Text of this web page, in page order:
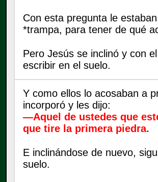
Con esta pregunta le
*trampa, para tener de qué
Pero Jesús se inclinó y con
escribir en el suelo.
Y como ellos lo acosaban a
incorporó y les dijo:
—Aquel de ustedes que
que tire la primera piedra.
E inclinándose de nuevo,
suelo.